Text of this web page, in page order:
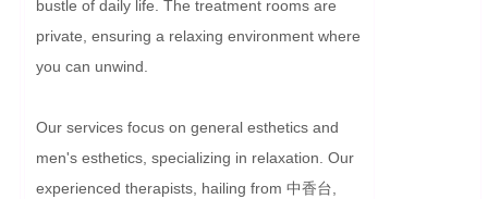
bustle of daily life. The treatment rooms are
private, ensuring a relaxing environment where
you can unwind.
Our services focus on general esthetics and
men's esthetics, specializing in relaxation. Our
experienced therapists, hailing from 中香台,